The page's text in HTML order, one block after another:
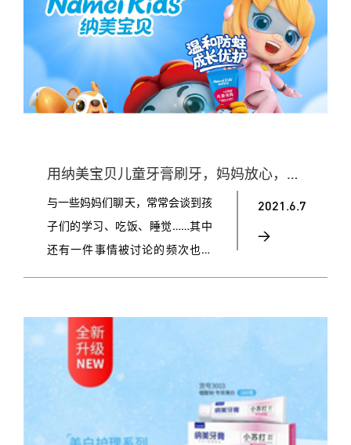
热交替袭来，备受考验！我们都知
道，烧烤、小龙虾等味虽美，但属
用纳美宝贝儿童牙膏刷牙，妈妈放心，孩子更开心！
与一些妈妈们聊天，常常会谈到孩
子们的学习、吃饭、睡觉……其中
还有一件事情被讨论的频次也很
长了好几颗蛀牙了，还不愿意刷牙
呢！”“我们上周也刚去看过牙
医……”撇开这些焦虑的话语，很多
妈妈都表示：“一支好的儿童牙膏
很重要！”确实，一支好的儿童牙
2021.6.7
>